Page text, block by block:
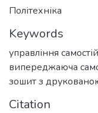
Політехніка
Keywords
управління
випереджаюча
зошит з
Citation